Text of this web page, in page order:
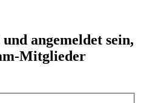
angemeldet sein,
Mitglieder